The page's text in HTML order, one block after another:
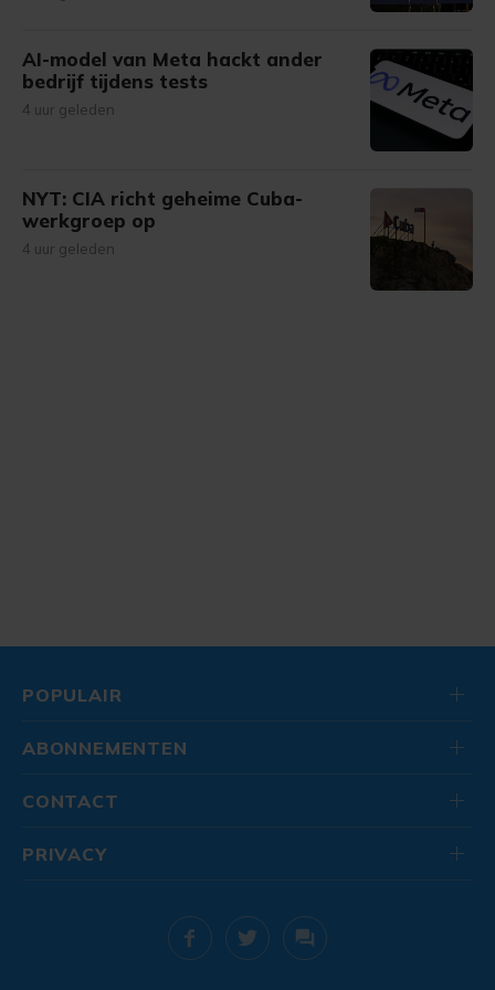
AI-model van Meta hackt ander
bedrijf tijdens tests
4 uur geleden
NYT: CIA richt geheime Cuba-
werkgroep op
4 uur geleden
POPULAIR
ABONNEMENTEN
CONTACT
PRIVACY